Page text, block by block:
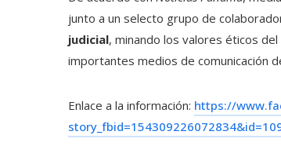
junto a un selecto grupo de
judicial, minando los valores éticos
importantes medios de comunicación
Enlace a la información: https://